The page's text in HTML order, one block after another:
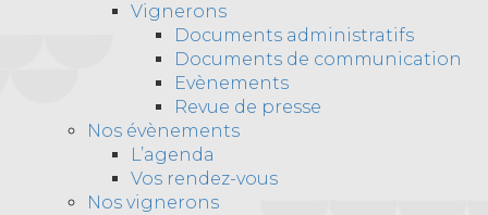
Vignerons
Documents administratifs
Documents de communication
Evènements
Revue de presse
Nos évènements
L’agenda
Vos rendez-vous
Nos vignerons